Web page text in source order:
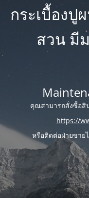
กระเบื้อง
สวน มี
คุณสามารถสั่งซื้อสิ
https://
หรือติดต่อฝ่ายขาย